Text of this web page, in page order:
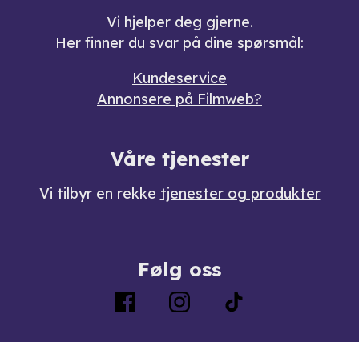
Vi hjelper deg gjerne.
Her finner du svar på dine spørsmål:
Kundeservice
Annonsere på Filmweb?
Våre tjenester
Vi tilbyr en rekke tjenester og produkter
Følg oss